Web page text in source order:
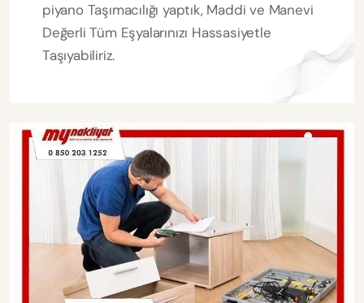
piyano Taşımacılığı yaptık, Maddi ve Manevi
Değerli Tüm Eşyalarınızı Hassasiyetle
Taşıyabiliriz.